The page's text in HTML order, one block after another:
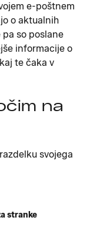
e-poštnem
o aktualnih
so poslane
informacije o
te čaka v
na
svojega
stranke